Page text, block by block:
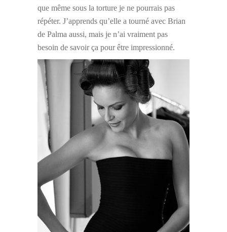
que même sous la torture je ne pourrais pas
répéter. J’apprends qu’elle a tourné avec Brian
de Palma aussi, mais je n’ai vraiment pas
besoin de savoir ça pour être impressionné.